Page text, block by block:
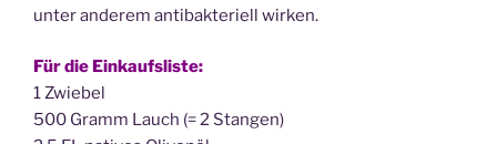
unter anderem antibakteriell wirken.
Für die Einkaufsliste:
1Zwiebel
500 Gramm Lauch (= 2 Stangen)